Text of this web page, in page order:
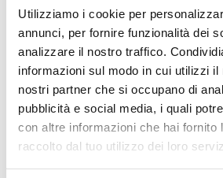
Utilizziamo i cookie per
annunci, per fornire funzionalità dei
analizzare il nostro traffico.
informazioni sul modo in cui utilizzi il
nostri partner che si occupano di
pubblicità e social media, i quali
con altre informazioni che hai fornito
raccolto dal tuo utilizzo dei loro
Una volta estinto il
debito, qualora il
contratto sia
corso, il pegno può
essere revocato,
restituendo al
Contraente
la piena
disponibilità della
polizza.